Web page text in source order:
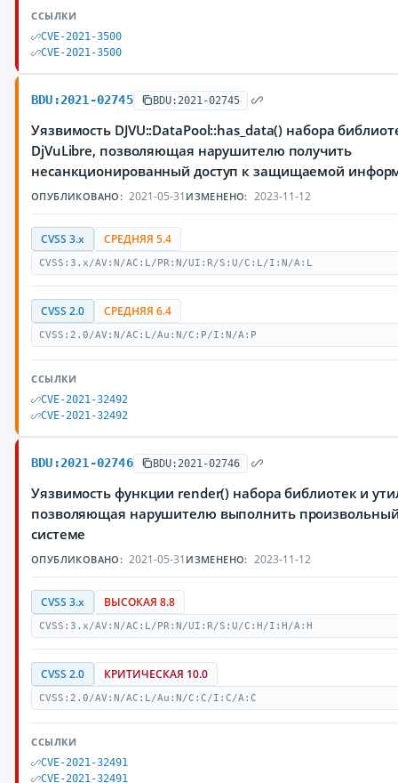
ССЫЛКИ
CVE-2021-3500
CVE-2021-3500
BDU:2021-02745 BDU:2021-02745
Уязвимость DJVU::DataPool::has_data() набора
DjVuLibre, позволяющая нарушителю получить
несанкционированный доступ к защищаемой
ОПУБЛИКОВАНО: 2021-05-31 ИЗМЕНЕНО: 2023-11-12
CVSS 3.x СРЕДНЯЯ 5.4
CVSS:3.x/AV:N/AC:L/PR:N/UI:R/S:U/C:L/I:N/A:L
CVSS 2.0 СРЕДНЯЯ 6.4
CVSS:2.0/AV:N/AC:L/Au:N/C:P/I:N/A:P
ССЫЛКИ
CVE-2021-32492
CVE-2021-32492
BDU:2021-02746 BDU:2021-02746
Уязвимость функции render() набора библиотек и
позволяющая нарушителю выполнить
системе
ОПУБЛИКОВАНО: 2021-05-31 ИЗМЕНЕНО: 2023-11-12
CVSS 3.x ВЫСОКАЯ 8.8
CVSS:3.x/AV:N/AC:L/PR:N/UI:R/S:U/C:H/I:H/A:H
CVSS 2.0 КРИТИЧЕСКАЯ 10.0
CVSS:2.0/AV:N/AC:L/Au:N/C:C/I:C/A:C
ССЫЛКИ
CVE-2021-32491
CVE-2021-32491